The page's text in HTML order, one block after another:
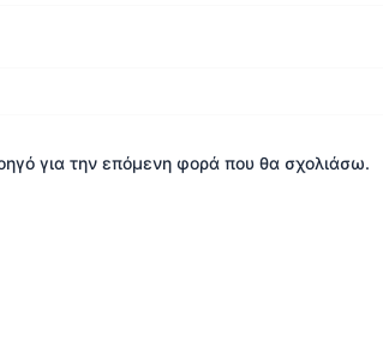
για την επόμενη φορά που θα σχολιάσω.